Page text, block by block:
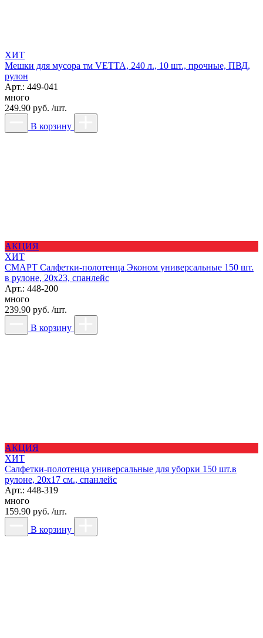
ХИТ
Мешки для мусора тм VETTA, 240 л., 10 шт., прочные, ПВД,
рулон
Арт.: 449-041
много
249.90 руб. /шт.
В корзину
АКЦИЯ
ХИТ
СМАРТ Салфетки-полотенца Эконом универсальные 150 шт.
в рулоне, 20x23, спанлейс
Арт.: 448-200
много
239.90 руб. /шт.
В корзину
АКЦИЯ
ХИТ
Салфетки-полотенца универсальные для уборки 150 шт.в
рулоне, 20x17 см., спанлейс
Арт.: 448-319
много
159.90 руб. /шт.
В корзину